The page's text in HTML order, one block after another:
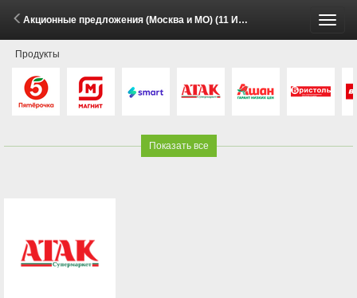
Акционные предложения (Москва и МО) (11 Июня - 10 Июля 2026)
Продукты
Показать все